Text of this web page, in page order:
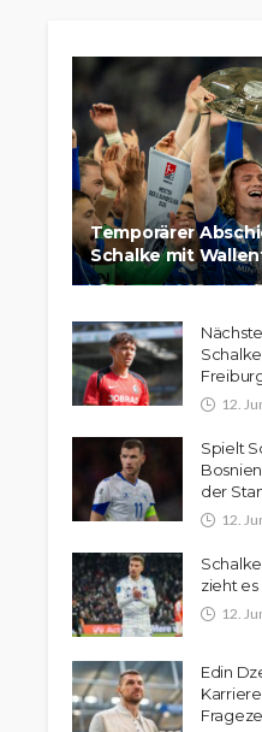
Temporärer
Schalke mit
12.
Spielt
der
12.
zieht
12.
Edin